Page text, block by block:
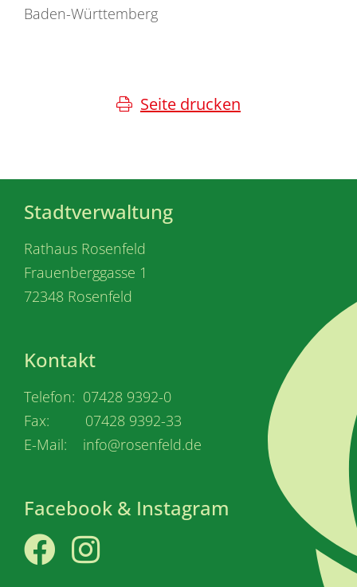
Baden-Württemberg
Seite drucken
Stadtverwaltung
Rathaus Rosenfeld
Frauenberggasse 1
72348 Rosenfeld
Kontakt
Telefon: 07428 9392-0
Fax: 07428 9392-33
E-Mail: info@rosenfeld.de
Facebook & Instagram